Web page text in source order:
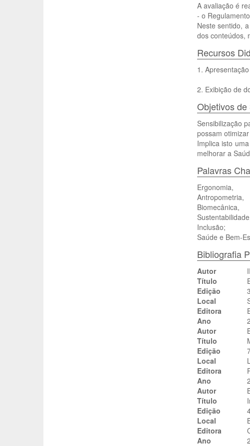
A avaliação é
- o
Neste sentido,
dos conteúdos,
Recursos
1.
2. Exibição de
Objetivos
Sensibilização
possam
Implica isto
melhorar a
Palavras
Ergonomia,
Antropometria,
Biomecânica,
Inclusão;
Saúde e Bem-
Bibliografia
Autor
Título
Edição
Local
Editora
Ano
Autor
Título
Edição
Local
Editora
Ano
Autor
Título
Edição
Local
Editora
Ano